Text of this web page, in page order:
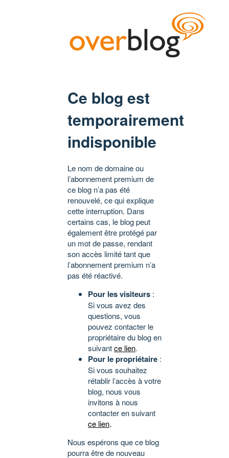
Ce blog est
temporairement
indisponible
Le nom de domaine ou
l’abonnement premium de
ce blog n’a pas été
renouvelé, ce qui explique
cette interruption. Dans
certains cas, le blog peut
également être protégé par
un mot de passe, rendant
son accès limité tant que
l’abonnement premium n’a
pas été réactivé.
Pour les visiteurs :
Si vous avez des
questions, vous
pouvez contacter le
propriétaire du blog en
suivantce lien.
Pour le propriétaire :
Si vous souhaitez
rétablir l’accès à votre
blog, nous vous
invitons à nous
contacter en suivant
ce lien.
Nous espérons que ce blog
pourra être de nouveau